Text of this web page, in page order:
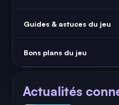
Guides & astuces du jeu
Bons plans du jeu
Actualités